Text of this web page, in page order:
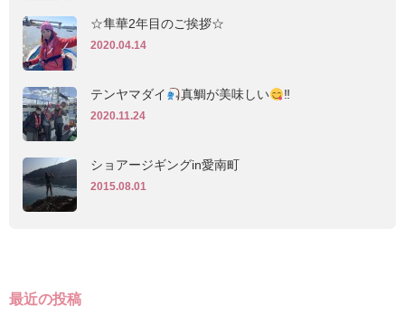
☆隼華2年目のご挨拶☆
2020.04.14
テンヤマダイ 真鯛が美味しい ‼︎
2020.11.24
ショアージギングin愛南町
2015.08.01
最近の投稿